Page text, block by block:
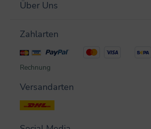
Über Uns
Zahlarten
Rechnung
Versandarten